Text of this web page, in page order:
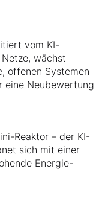
vom KI-
wächst
offenen Systemen
eine Neubewertung
Reaktor – der KI-
sich mit einer
Energie-